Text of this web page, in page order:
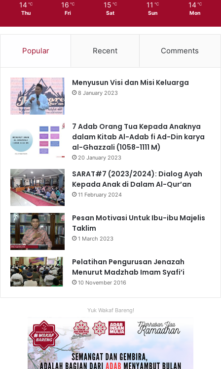
14 ℃
Thu
16 ℃
Fri
15 ℃
Sat
11 ℃
Sun
14 ℃
Mon
Popular Recent Comments
Menyusun Visi dan Misi Keluarga
8 January 2023
7 Adab Orang Tua Kepada Anaknya
dalam Kitab Al-Adab fi Ad-Din karya
al-Ghazzali (1058-1111 M)
20 January 2023
SARAT#7 (2023/2024): Dialog Ayah
Kepada Anak di Dalam Al-Qur’an
11 February 2024
Pesan Motivasi Untuk Ibu-ibu Majelis
Taklim
1 March 2023
Pelatihan Pengurusan Jenazah
Menurut Madzhab Imam Syafi’i
10 November 2016
Yuk Wakaf Bareng!